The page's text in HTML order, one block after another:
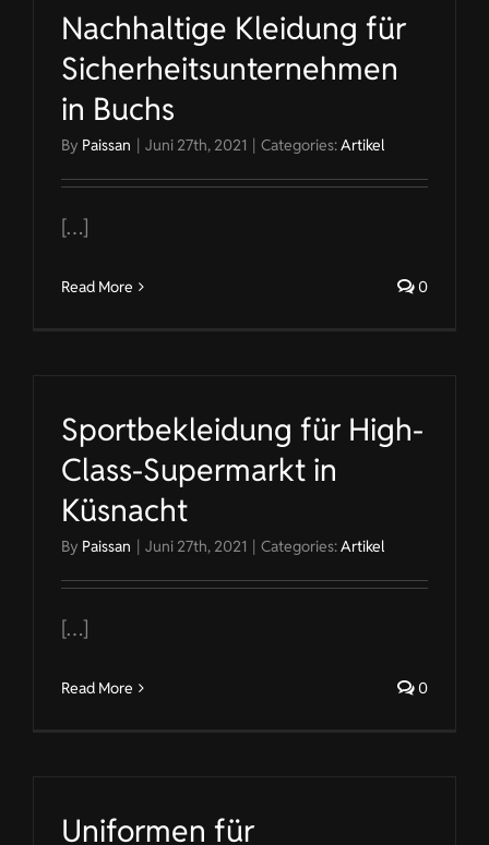
Nachhaltige Kleidung für
Sicherheitsunternehmen
in Buchs
By Paissan | Juni 27th, 2021 | Categories:Artikel
[…]
Read More 0
Sportbekleidung für High-
Class-Supermarkt in
Küsnacht
By Paissan | Juni 27th, 2021 | Categories:Artikel
[…]
Read More 0
Uniformen für